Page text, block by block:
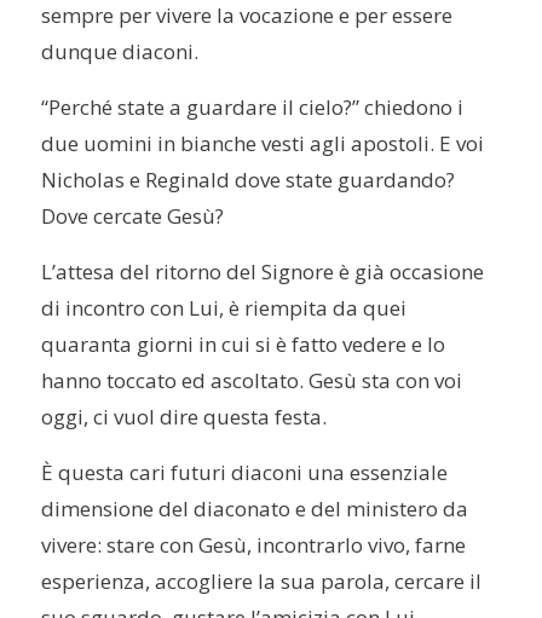
sempre per vivere la vocazione e per essere
dunque diaconi.
“Perché state a guardare il cielo?” chiedono i
due uomini in bianche vesti agli apostoli. E voi
Nicholas e Reginald dove state guardando?
Dove cercate Gesù?
L’attesa del ritorno del Signore è già occasione
di incontro con Lui, è riempita da quei
quaranta giorni in cui si è fatto vedere e lo
hanno toccato ed ascoltato.Gesù sta con voi
oggi, ci vuol dire questa festa.
È questa cari futuri diaconi una essenziale
dimensione del diaconato e del ministero da
vivere: stare con Gesù, incontrarlo vivo, farne
esperienza, accogliere la sua parola, cercare il